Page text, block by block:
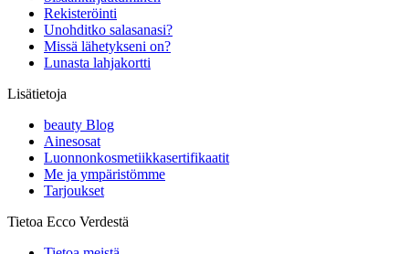
Rekisteröinti
Unohditko salasanasi?
Missä lähetykseni on?
Lunasta lahjakortti
Lisätietoja
beauty Blog
Ainesosat
Luonnonkosmetiikkasertifikaatit
Me ja ympäristömme
Tarjoukset
Tietoa Ecco Verdestä